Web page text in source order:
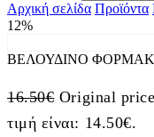
Αρχική σελίδα Προϊόντα
12%
ΒΕΛΟΥΔΙΝΟ
16.50€ Original
τιμή είναι: 14.50€.